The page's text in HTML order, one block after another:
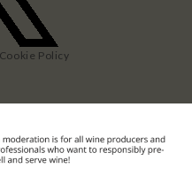
Cookie Policy